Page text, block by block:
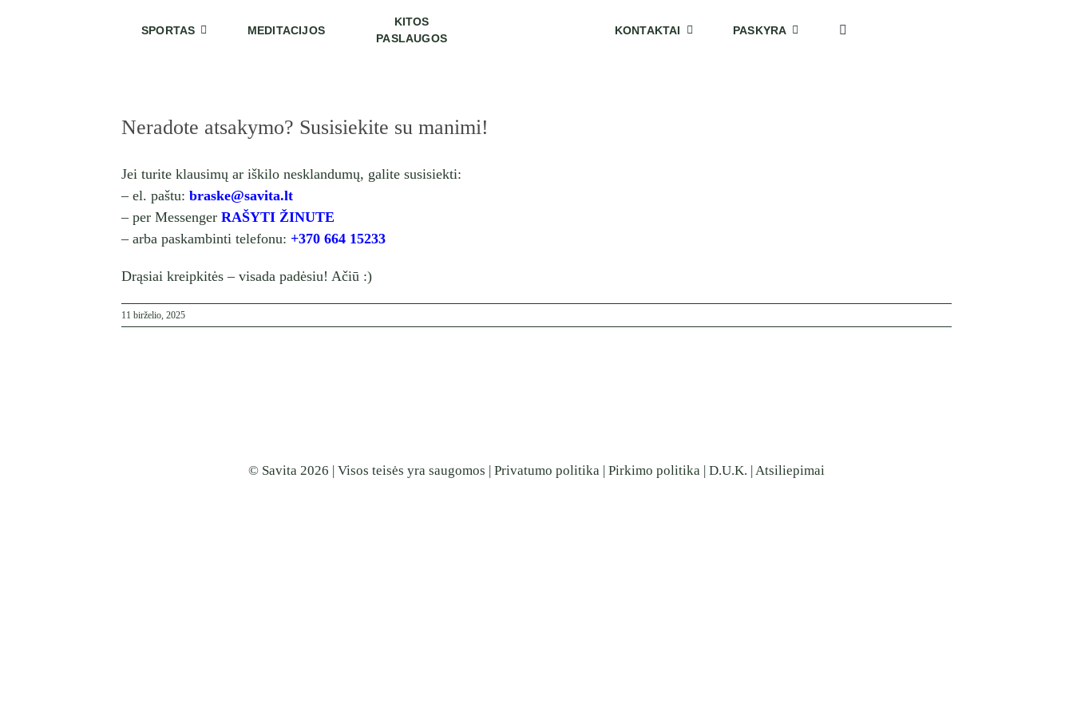
SPORTAS MEDITACIJOS
KITOS
PASLAUGOS
KONTAKTAI PASKYRA
Neradote atsakymo? Susisiekite su manimi!
Jei turite klausimų ar iškilo nesklandumų, galite susisiekti:
– el. paštu: braske@savita.lt
– per Messenger RAŠYTI ŽINUTE
– arba paskambinti telefonu: +370 664 15233
Drąsiai kreipkitės – visada padėsiu! Ačiū :)
11 birželio, 2025
© Savita 2026 | Visos teisės yra saugomos | Privatumo politika | Pirkimo politika | D.U.K. | Atsiliepimai